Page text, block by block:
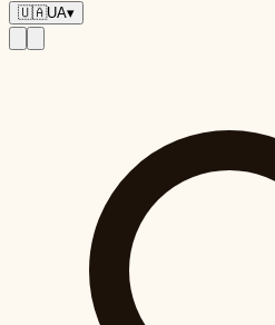
🇺🇦UA▾